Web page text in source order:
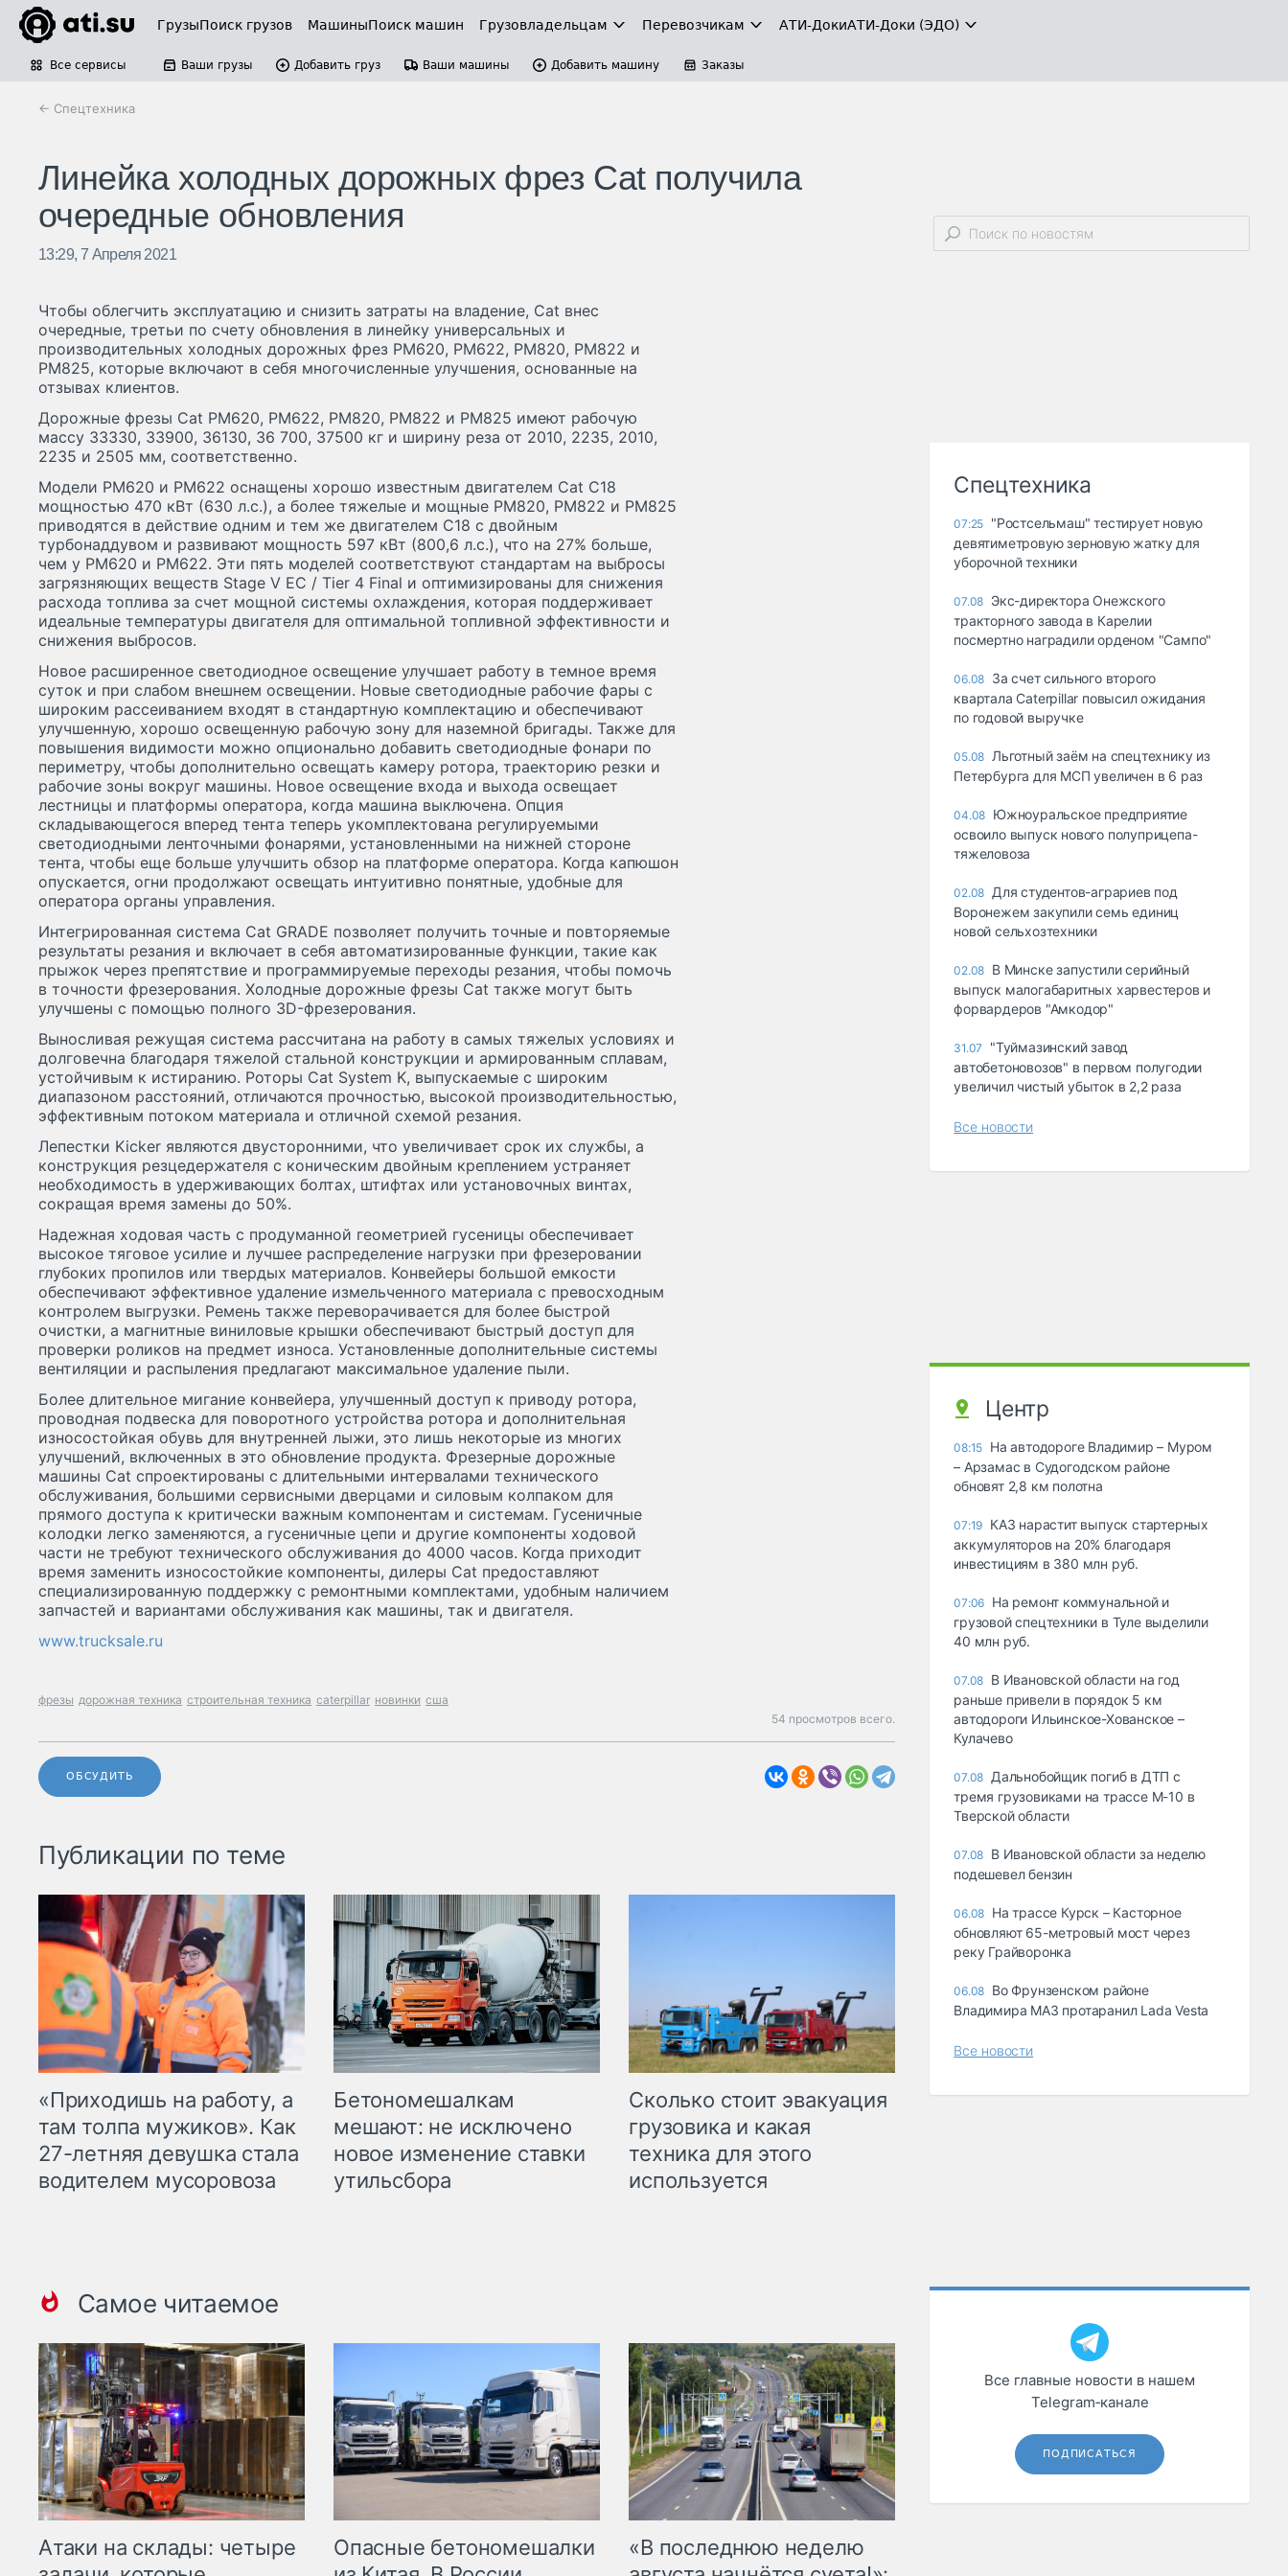
ГрузыПоиск грузов МашиныПоиск машин Грузовладельцам Перевозчикам АТИ-ДокиАТИ-Доки (ЭДО)
Все сервисы Ваши грузы Добавить груз Ваши машины Добавить машину Заказы
← Спецтехника
Линейка холодных дорожных фрез Cat получила
очередные обновления
13:29, 7 Апреля 2021
Чтобы облегчить эксплуатацию и снизить затраты на владение, Cat внес
очередные, третьи по счету обновления в линейку универсальных и
производительных холодных дорожных фрез PM620, PM622, PM820, PM822 и
PM825, которые включают в себя многочисленные улучшения, основанные на
отзывах клиентов.
Дорожные фрезы Cat PM620, PM622, PM820, PM822 и PM825 имеют рабочую
массу 33330, 33900, 36130, 36 700, 37500 кг и ширину реза от 2010, 2235, 2010,
2235 и 2505 мм, соответственно.
Модели PM620 и PM622 оснащены хорошо известным двигателем Cat C18
мощностью 470 кВт (630 л.с.), а более тяжелые и мощные PM820, PM822 и PM825
приводятся в действие одним и тем же двигателем C18 с двойным
турбонаддувом и развивают мощность 597 кВт (800,6 л.с.), что на 27% больше,
чем у PM620 и PM622. Эти пять моделей соответствуют стандартам на выбросы
загрязняющих веществ Stage V ЕС / Tier 4 Final и оптимизированы для снижения
расхода топлива за счет мощной системы охлаждения, которая поддерживает
идеальные температуры двигателя для оптимальной топливной эффективности и
снижения выбросов.
Новое расширенное светодиодное освещение улучшает работу в темное время
суток и при слабом внешнем освещении. Новые светодиодные рабочие фары с
широким рассеиванием входят в стандартную комплектацию и обеспечивают
улучшенную, хорошо освещенную рабочую зону для наземной бригады. Также для
повышения видимости можно опционально добавить светодиодные фонари по
периметру, чтобы дополнительно освещать камеру ротора, траекторию резки и
рабочие зоны вокруг машины. Новое освещение входа и выхода освещает
лестницы и платформы оператора, когда машина выключена. Опция
складывающегося вперед тента теперь укомплектована регулируемыми
светодиодными ленточными фонарями, установленными на нижней стороне
тента, чтобы еще больше улучшить обзор на платформе оператора. Когда капюшон
опускается, огни продолжают освещать интуитивно понятные, удобные для
оператора органы управления.
Интегрированная система Cat GRADE позволяет получить точные и повторяемые
результаты резания и включает в себя автоматизированные функции, такие как
прыжок через препятствие и программируемые переходы резания, чтобы помочь
в точности фрезерования. Холодные дорожные фрезы Cat также могут быть
улучшены с помощью полного 3D-фрезерования.
Выносливая режущая система рассчитана на работу в самых тяжелых условиях и
долговечна благодаря тяжелой стальной конструкции и армированным сплавам,
устойчивым к истиранию. Роторы Cat System K, выпускаемые с широким
диапазоном расстояний, отличаются прочностью, высокой производительностью,
эффективным потоком материала и отличной схемой резания.
Лепестки Kicker являются двусторонними, что увеличивает срок их службы, а
конструкция резцедержателя с коническим двойным креплением устраняет
необходимость в удерживающих болтах, штифтах или установочных винтах,
сокращая время замены до 50%.
Надежная ходовая часть с продуманной геометрией гусеницы обеспечивает
высокое тяговое усилие и лучшее распределение нагрузки при фрезеровании
глубоких пропилов или твердых материалов. Конвейеры большой емкости
обеспечивают эффективное удаление измельченного материала с превосходным
контролем выгрузки. Ремень также переворачивается для более быстрой
очистки, а магнитные виниловые крышки обеспечивают быстрый доступ для
проверки роликов на предмет износа. Установленные дополнительные системы
вентиляции и распыления предлагают максимальное удаление пыли.
Более длительное мигание конвейера, улучшенный доступ к приводу ротора,
проводная подвеска для поворотного устройства ротора и дополнительная
износостойкая обувь для внутренней лыжи, это лишь некоторые из многих
улучшений, включенных в это обновление продукта. Фрезерные дорожные
машины Cat спроектированы с длительными интервалами технического
обслуживания, большими сервисными дверцами и силовым колпаком для
прямого доступа к критически важным компонентам и системам. Гусеничные
колодки легко заменяются, а гусеничные цепи и другие компоненты ходовой
части не требуют технического обслуживания до 4000 часов. Когда приходит
время заменить износостойкие компоненты, дилеры Cat предоставляют
специализированную поддержку с ремонтными комплектами, удобным наличием
запчастей и вариантами обслуживания как машины, так и двигателя.
www.trucksale.ru
фрезы дорожная техника строительная техника caterpillar новинки сша
54 просмотров всего.
ОБСУДИТЬ
Публикации по теме
«Приходишь на работу, а
там толпа мужиков». Как
27-летняя девушка стала
водителем мусоровоза
Бетономешалкам
мешают: не исключено
новое изменение ставки
утильсбора
Сколько стоит эвакуация
грузовика и какая
техника для этого
используется
Самое читаемое
Атаки на склады: четыре
Опасные бетономешалки
«В последнюю неделю
Спецтехника
07:25 "Ростсельмаш" тестирует новую
девятиметровую зерновую жатку для
уборочной техники
07.08 Экс-директора Онежского
тракторного завода в Карелии
посмертно наградили орденом "Сампо"
06.08 За счет сильного второго
квартала Caterpillar повысил ожидания
по годовой выручке
05.08 Льготный заём на спецтехнику из
Петербурга для МСП увеличен в 6 раз
04.08 Южноуральское предприятие
освоило выпуск нового полуприцепа-
тяжеловоза
02.08 Для студентов-аграриев под
Воронежем закупили семь единиц
новой сельхозтехники
02.08 В Минске запустили серийный
выпуск малогабаритных харвестеров и
форвардеров "Амкодор"
31.07
"Туймазинский завод
автобетоновозов" в первом полугодии
увеличил чистый убыток в 2,2 раза
Все новости
Центр
08:15 На автодороге Владимир – Муром
– Арзамас в Судогодском районе
обновят 2,8 км полотна
07:19 КАЗ нарастит выпуск стартерных
аккумуляторов на 20% благодаря
инвестициям в 380 млн руб.
07:06 На ремонт коммунальной и
грузовой спецтехники в Туле выделили
40 млн руб.
07.08 В Ивановской области на год
раньше привели в порядок 5 км
автодороги Ильинское-Хованское –
Кулачево
07.08 Дальнобойщик погиб в ДТП с
тремя грузовиками на трассе М-10 в
Тверской области
07.08 В Ивановской области за неделю
подешевел бензин
06.08 На трассе Курск – Касторное
обновляют 65-метровый мост через
реку Грайворонка
06.08 Во Фрунзенском районе
Владимира МАЗ протаранил Lada Vesta
Все новости
Все главные новости в нашем
Telegram‑канале
ПОДПИСАТЬСЯ